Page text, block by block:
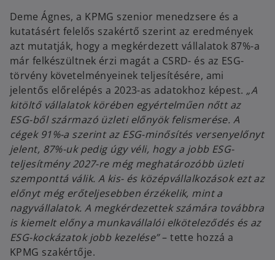
b
Deme Ágnes, a KPMG szenior menedzsere és a
kutatásért felelős szakértő szerint az eredmények
azt mutatják, hogy a megkérdezett vállalatok 87%-a
már felkészültnek érzi magát a CSRD- és az ESG-
törvény követelményeinek teljesítésére, ami
jelentős előrelépés a 2023-as adatokhoz képest. „A
kitöltő vállalatok körében egyértelműen nőtt az
ESG-ből származó üzleti előnyök felismerése. A
cégek 91%-a szerint az ESG-minősítés versenyelőnyt
jelent, 87%-uk pedig úgy véli, hogy a jobb ESG-
teljesítmény 2027-re még meghatározóbb üzleti
szemponttá válik. A kis- és középvállalkozások ezt az
előnyt még erőteljesebben érzékelik, mint a
nagyvállalatok. A megkérdezettek számára továbbra
is kiemelt előny a munkavállalói elköteleződés és az
ESG-kockázatok jobb kezelése”– tette hozzá a
KPMG szakértője.